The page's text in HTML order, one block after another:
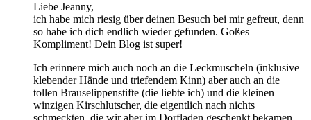
Liebe Jeanny,
ich habe mich riesig über deinen Besuch bei mir gefreut, denn
so habe ich dich endlich wieder gefunden. Goßes
Kompliment! Dein Blog ist super!
Ich erinnere mich auch noch an die Leckmuscheln (inklusive
klebender Hände und triefendem Kinn) aber auch an die
tollen Brauselippenstifte (die liebte ich) und die kleinen
winzigen Kirschlutscher, die eigentlich nach nichts